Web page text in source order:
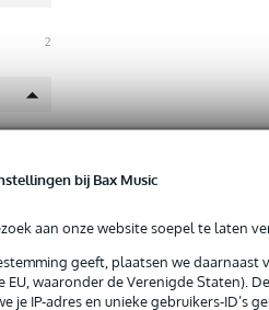
bij Bax Music
aan onze website soepel te laten
geeft, plaatsen we daarnaast
EU, waaronder de Verenigde Staten).
je IP-adres en unieke gebruikers-ID’s
2
te